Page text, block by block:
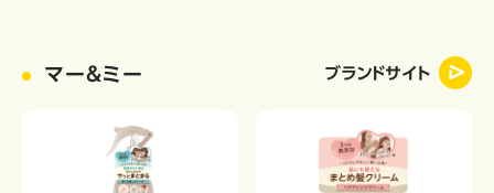
マー＆ミー ブランドサイト